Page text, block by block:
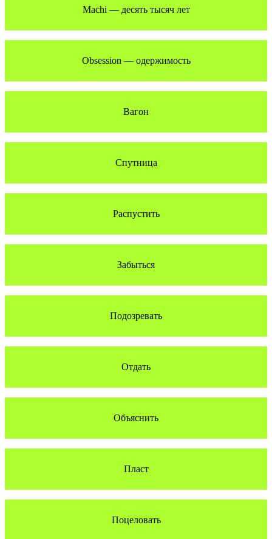
Machi — десять тысяч лет
Obsession — одержимость
Вагон
Спутница
Распустить
Забыться
Подозревать
Отдать
Объяснить
Пласт
Поцеловать